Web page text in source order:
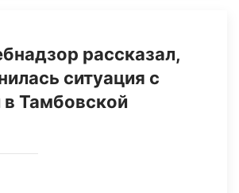
рассказал,
ситуация с
Тамбовской